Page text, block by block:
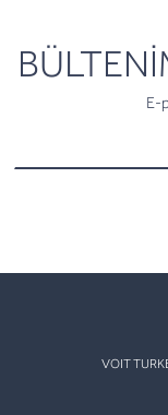
E-
VOIT